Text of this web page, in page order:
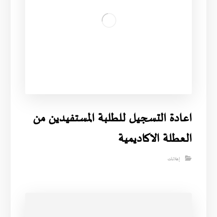
اعادة التسجيل للطلبة المستفيدين من
العطلة الاكاديمية
إعلانات